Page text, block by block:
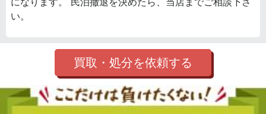
い。
買取・処分を依頼する